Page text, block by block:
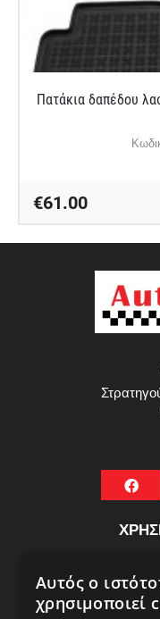
Πατάκια δαπέδου
€61.00
Αυτός ο
χρησιμοποιεί